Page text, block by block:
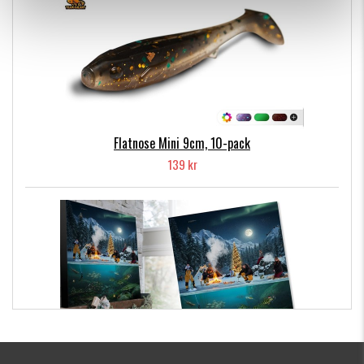
Flatnose Mini 9cm, 10-pack
139 kr